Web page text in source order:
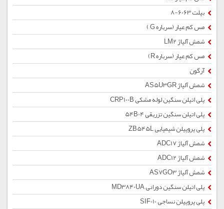
بیلت 6063-8
مس کم عیار (سرباره G )
شمش آلیاژ LM2
مس کم عیار (سرباره R)
آرگون
شمش آلیاژ AS5U3GR
پلی اتیلن سنگین لوله مشکی CRP100B
پلی اتیلن سنگین تزریقی 54B04
پلی پروپیلن شیمیایی ZB545L
شمش آلیاژ ADC17
شمش آلیاژ ADC12
شمش آلیاژ AS7GO3
پلی اتیلن سنگین دورانی MD3840UA
پلی پروپیلن نساجی SIF010